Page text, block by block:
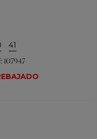
41
107947